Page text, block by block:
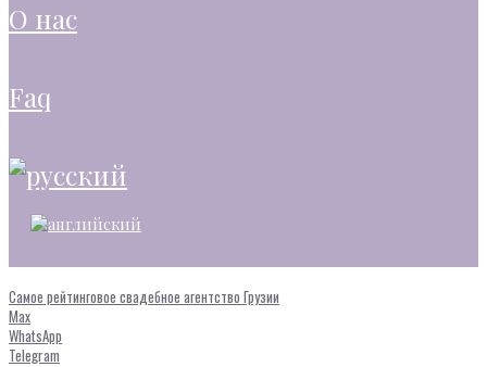
о нас
faq
Самое рейтинговое свадебное агентство Грузии
Max
WhatsApp
Telegram